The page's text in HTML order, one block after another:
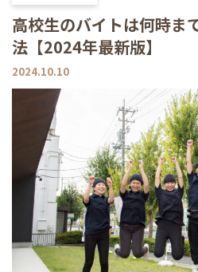
スタッフアン
福利厚
特集記
店舗一
よくある
こだ
わり
事
容
アンケー 長
介
高校生のバイトは何時ま
法【2024年最新版】
2024.10.10